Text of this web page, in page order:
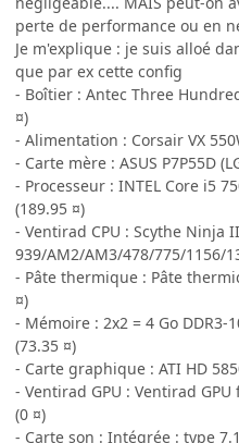
perte de performance ou en
Je m'explique : je suis alloé
que par ex cette config
- Boîtier : Antec Three
¤)
- Alimentation : Corsair VX
- Carte mère : ASUS P7P55D
- Processeur : INTEL Core i5
(189.95 ¤)
- Ventirad CPU : Scythe Ninja II
939/AM2/AM3/478/775/1156/
- Pâte thermique : Pâte
¤)
- Mémoire : 2x2 = 4 Go DDR3-
(73.35 ¤)
- Carte graphique : ATI HD
- Ventirad GPU : Ventirad
(0 ¤)
- Carte son : Intégrée : type